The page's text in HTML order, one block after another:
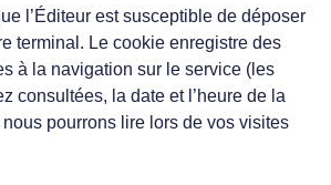
l’Éditeur est susceptible de déposer
terminal. Le cookie enregistre des
à la navigation sur le service (les
consultées, la date et l’heure de la
pourrons lire lors de vos visites